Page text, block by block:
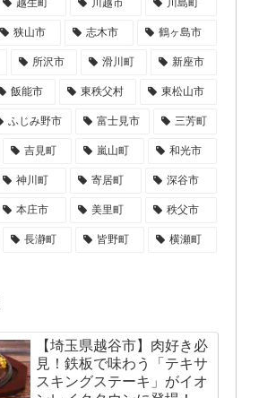
越生町 川越市 川島町
狭山市 志木市 鶴ヶ島市
所沢市 滑川町 新座市
飯能市 東秩父村 東松山市
ふじみ野市 富士見市 三芳町
吉見町 嵐山町 和光市
神川町 寄居町 深谷市
本庄市 美里町 秩父市
長瀞町 皆野町 横瀬町
【埼玉県越谷市】肉好き必
見！鉄板で味わう「テキサ
スキングステーキ」がイオ